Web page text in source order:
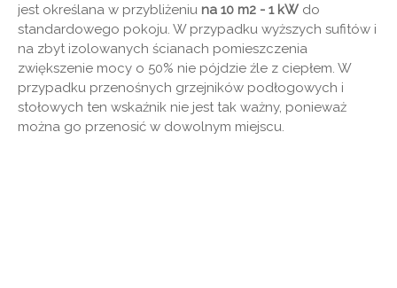
jest określana w przybliżeniu na 10 m2 - 1 kW do
standardowego pokoju. W przypadku wyższych sufitów i
na zbyt izolowanych ścianach pomieszczenia
zwiększenie mocy o 50% nie pójdzie źle z ciepłem. W
przypadku przenośnych grzejników podłogowych i
stołowych ten wskaźnik nie jest tak ważny, ponieważ
można go przenosić w dowolnym miejscu.